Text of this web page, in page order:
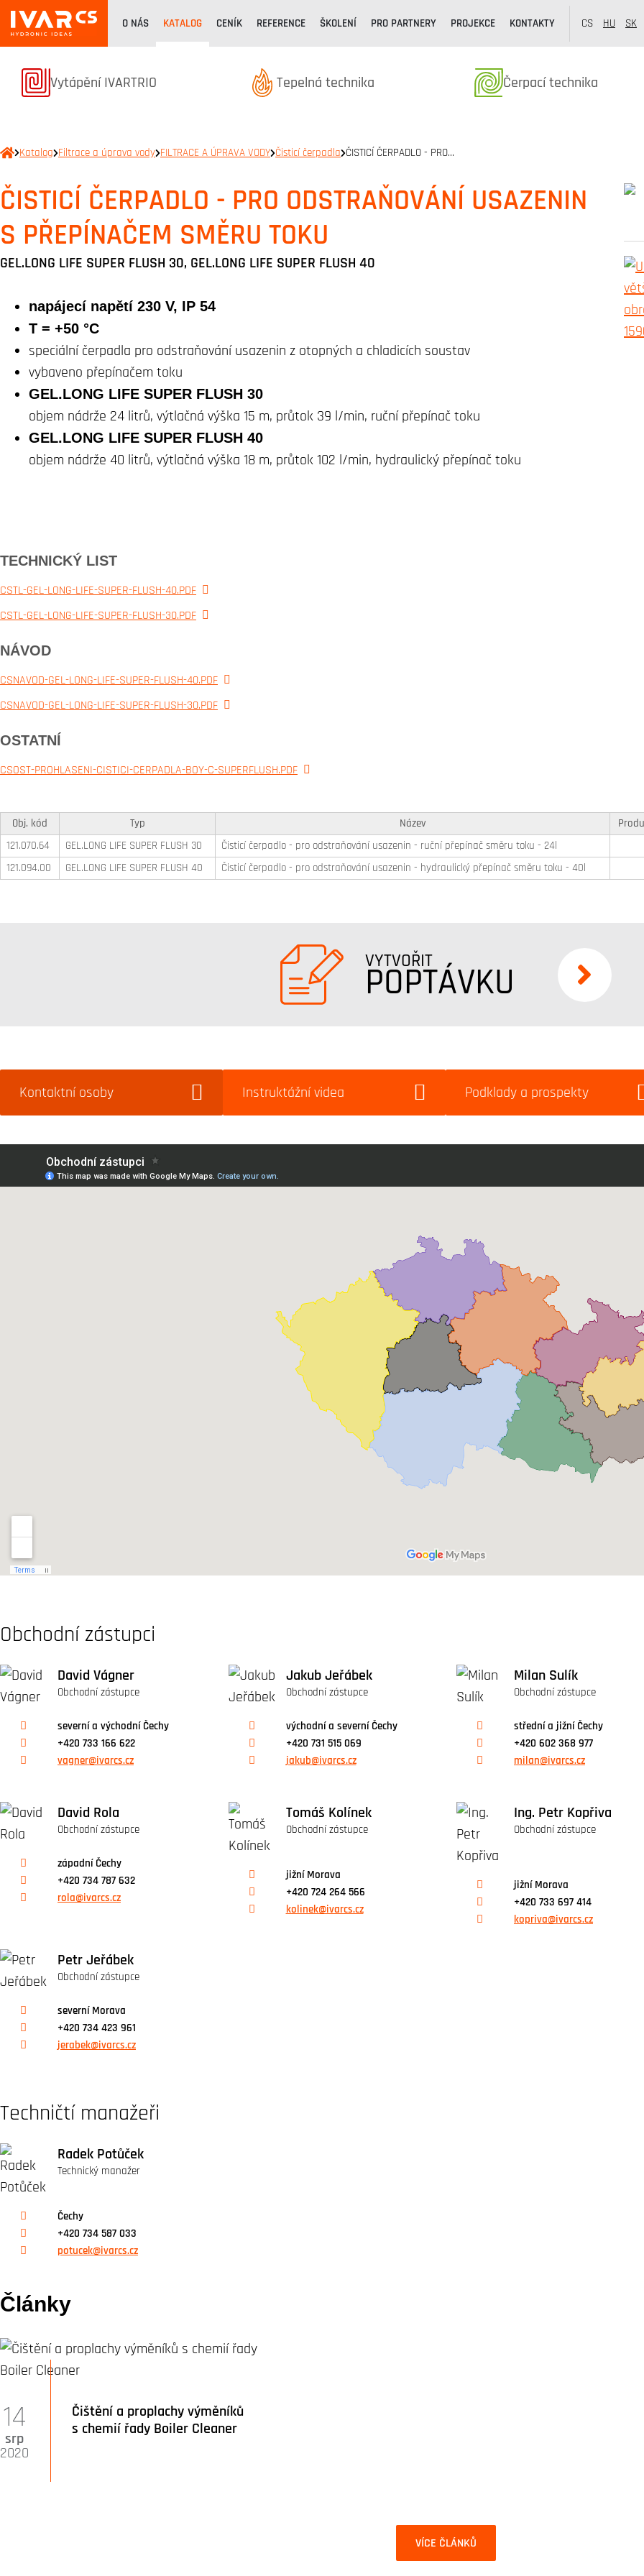
O NÁS KATALOG CENÍK REFERENCE ŠKOLENÍ PRO PARTNERY PROJEKCE KONTAKTY CS HU SK
Produkty z kategorie
Vytápění IVARTRIO Produkty z kategorie
Tepelná technika Produkty z kategorie
Čerpací technika
Katalog Filtrace a úprava vody FILTRACE A ÚPRAVA VODY Čisticí čerpadla ČISTICÍ ČERPADLO - PRO…
ČISTICÍ ČERPADLO - PRO ODSTRAŇOVÁNÍ USAZENIN
S PŘEPÍNAČEM SMĚRU TOKU
GEL.LONG LIFE SUPER FLUSH 30, GEL.LONG LIFE SUPER FLUSH 40
napájecí napětí 230 V, IP 54
T = +50 °C
speciální čerpadla pro odstraňování usazenin z otopných a chladicích soustav
vybaveno přepínačem toku
GEL.LONG LIFE SUPER FLUSH 30
objem nádrže 24 litrů, výtlačná výška 15 m, průtok 39 l/min, ruční přepínač toku
GEL.LONG LIFE SUPER FLUSH 40
objem nádrže 40 litrů, výtlačná výška 18 m, průtok 102 l/min, hydraulický přepínač toku
TECHNICKÝ LIST
CSTL-GEL-LONG-LIFE-SUPER-FLUSH-40.PDF
CSTL-GEL-LONG-LIFE-SUPER-FLUSH-30.PDF
NÁVOD
CSNAVOD-GEL-LONG-LIFE-SUPER-FLUSH-40.PDF
CSNAVOD-GEL-LONG-LIFE-SUPER-FLUSH-30.PDF
OSTATNÍ
CSOST-PROHLASENI-CISTICI-CERPADLA-BOY-C-SUPERFLUSH.PDF
Obj. kód Typ Název
121.070.64
GEL.LONG LIFE SUPER FLUSH 30 Čisticí čerpadlo - pro odstraňování usazenin - ruční přepínač směru toku - 24l
121.094.00
GEL.LONG LIFE SUPER FLUSH 40 Čisticí čerpadlo - pro odstraňování usazenin - hydraulický přepínač směru toku - 40l
VYTVOŘIT
POPTÁVKU
Kontaktní osoby Instruktážní videa Podklady a prospekty
Obchodní zástupci
David Vágner
Obchodní zástupce
severní a východní Čechy
+420 733 166 622
vagner@ivarcs.cz
Jakub Jeřábek
Obchodní zástupce
východní a severní Čechy
+420 731 515 069
jakub@ivarcs.cz
Milan Sulík
Obchodní zástupce
střední a jižní Čechy
+420 602 368 977
milan@ivarcs.cz
David Rola
Obchodní zástupce
západní Čechy
+420 734 787 632
rola@ivarcs.cz
Tomáš Kolínek
Obchodní zástupce
jižní Morava
+420 724 264 566
kolinek@ivarcs.cz
Ing. Petr Kopřiva
Obchodní zástupce
jižní Morava
+420 733 697 414
kopriva@ivarcs.cz
Petr Jeřábek
Obchodní zástupce
severní Morava
+420 734 423 961
jerabek@ivarcs.cz
Techničtí manažeři
Radek Potůček
Technický manažer
Čechy
+420 734 587 033
potucek@ivarcs.cz
Články
Čištění a proplachy výměníků
s chemií řady Boiler Cleaner
14
srp
2020
VÍCE ČLÁNKŮ